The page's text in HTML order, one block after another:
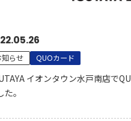
知らせ QUOカード
イオンタウン水戸南店で
。